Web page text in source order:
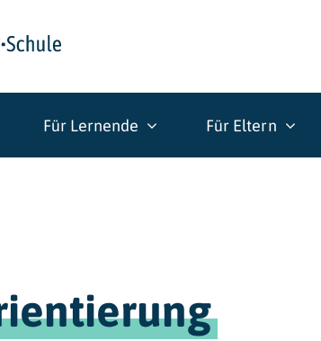
Für Lernende Für Eltern